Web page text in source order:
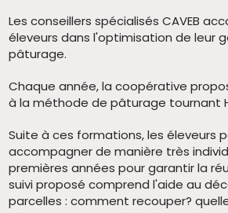
Les conseillers spécialisés CAVEB
éleveurs dans l'optimisation de leur
pâturage.
Chaque année, la coopérative
à la méthode de pâturage tournant
Suite à ces formations, les éleveurs
accompagner de manière très
premières années pour garantir la
suivi proposé comprend l'aide au
parcelles : comment recouper?